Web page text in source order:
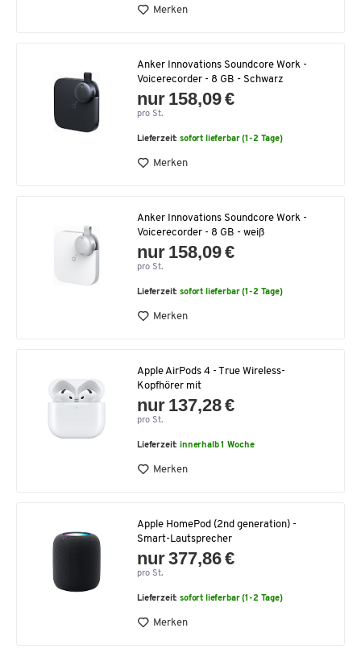
Merken
Anker Innovations Soundcore Work -
Voicerecorder - 8 GB - Schwarz
nur 158,09 €
pro St.
Lieferzeit:sofort lieferbar (1-2 Tage)
Merken
Anker Innovations Soundcore Work -
Voicerecorder - 8 GB - weiß
nur 158,09 €
pro St.
Lieferzeit:sofort lieferbar (1-2 Tage)
Merken
Apple AirPods 4 - True Wireless-
Kopfhörer mit
nur 137,28 €
pro St.
Lieferzeit:innerhalb 1 Woche
Merken
Apple HomePod (2nd generation) -
Smart-Lautsprecher
nur 377,86 €
pro St.
Lieferzeit:sofort lieferbar (1-2 Tage)
Merken